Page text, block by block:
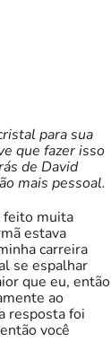
para sua
que fazer isso
de David
mais pessoal.
feito muita
estava
carreira
se espalhar
que eu, então
ao
resposta foi
você